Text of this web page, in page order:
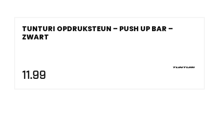
TUNTURI OPDRUKSTEUN – PUSH UP BAR –
ZWART
11.99